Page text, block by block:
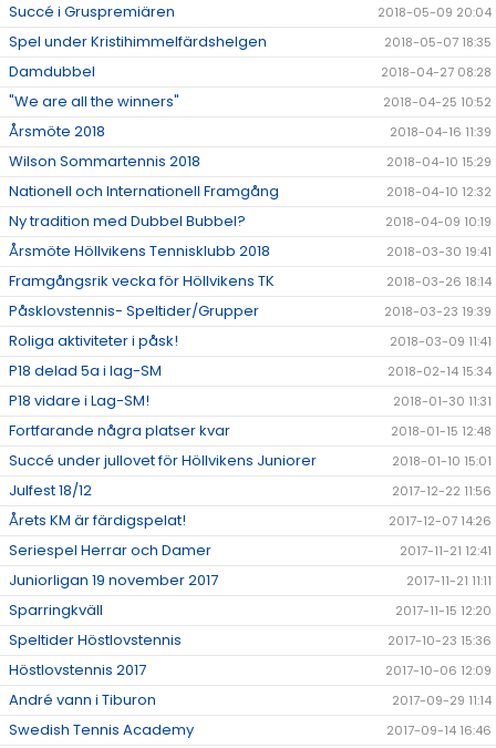
Succé i Gruspremiären 2018-05-09 20:04
Spel under Kristihimmelfärdshelgen 2018-05-07 18:35
Damdubbel 2018-04-27 08:28
"We are all the winners" 2018-04-25 10:52
Årsmöte 2018 2018-04-16 11:39
Wilson Sommartennis 2018 2018-04-10 15:29
Nationell och Internationell Framgång 2018-04-10 12:32
Ny tradition med Dubbel Bubbel? 2018-04-09 10:19
Årsmöte Höllvikens Tennisklubb 2018 2018-03-30 19:41
Framgångsrik vecka för Höllvikens TK 2018-03-26 18:14
Påsklovstennis- Speltider/Grupper 2018-03-23 19:39
Roliga aktiviteter i påsk! 2018-03-09 11:41
P18 delad 5a i lag-SM 2018-02-14 15:34
P18 vidare i Lag-SM! 2018-01-30 11:31
Fortfarande några platser kvar 2018-01-15 12:48
Succé under jullovet för Höllvikens Juniorer 2018-01-10 15:01
Julfest 18/12 2017-12-22 11:56
Årets KM är färdigspelat! 2017-12-07 14:26
Seriespel Herrar och Damer 2017-11-21 12:41
Juniorligan 19 november 2017 2017-11-21 11:11
Sparringkväll 2017-11-15 12:20
Speltider Höstlovstennis 2017-10-23 15:36
Höstlovstennis 2017 2017-10-06 12:09
André vann i Tiburon 2017-09-29 11:14
Swedish Tennis Academy 2017-09-14 16:46